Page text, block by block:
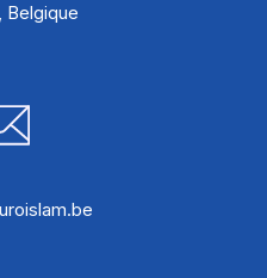
Belgique